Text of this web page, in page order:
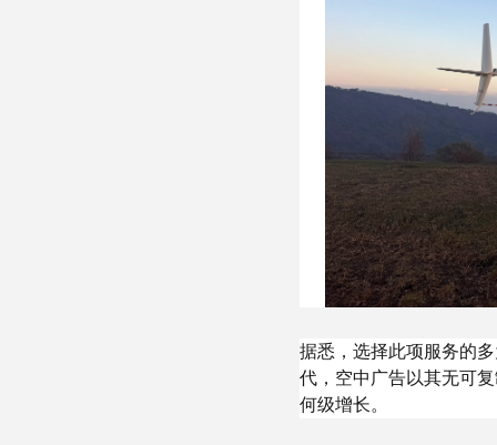
据悉，选择此项服务的
代，空中广告以其无可
何级增长。